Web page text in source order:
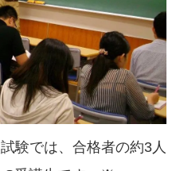
験では、合格者の約3人